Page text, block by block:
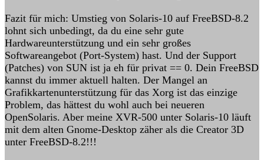
Fazit für mich: Umstieg von Solaris-10 auf FreeBSD-8.2
lohnt sich unbedingt, da du eine sehr gute
Hardwareunterstützung und ein sehr großes
Softwareangebot (Port-System) hast. Und der Support
(Patches) von SUN ist ja eh für privat == 0. Dein FreeBSD
kannst du immer aktuell halten. Der Mangel an
Grafikkartenunterstützung für das Xorg ist das einzige
Problem, das hättest du wohl auch bei neueren
OpenSolaris. Aber meine XVR-500 unter Solaris-10 läuft
mit dem alten Gnome-Desktop zäher als die Creator 3D
unter FreeBSD-8.2!!!